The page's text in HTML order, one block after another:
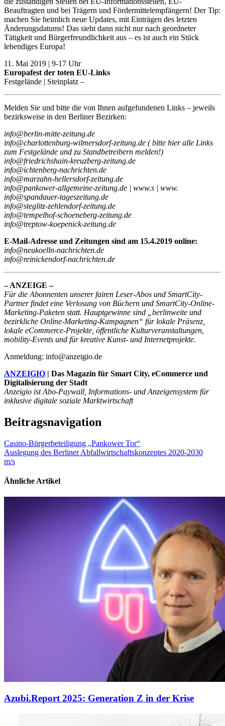
Beauftragten und bei Trägern und Fördermittelempfängern! Der Tip:
machen Sie heimlich neue Updates, mit Einträgen des letzten
Änderungsdatums! Das sieht dann nicht nur nach geordneter
Tätigkeit und Bürgerfreundlichkeit aus – es ist auch ein Stück
lebendiges Europa!
11. Mai 2019 | 9-17 Uhr
Europafest der toten EU-Links
Festgelände | Steinplatz –
Melden Sie und bitte die von Ihnen aufgefundenen Links – jeweils
bezirksweise in den Berliner Bezirken:
info@berlin-mitte-zeitung.de
info@charlottenburg-wilmersdorf-zeitung.de ( bitte hier alle Links
zum Festgelände und zu Standbetreibern melden!)
info@friedrichshain-kreuzberg-zeitung.de
info@ichtenberg-nachrichten.de
info@marzahn-hellersdorf-zeitung.de
info@pankower-allgemeine-zeitung.de | www.s | www.
info@spandauer-tageszeitung.de
info@steglitz-zehlendorf-zeitung.de
info@tempelhof-schoeneberg-zeitung.de
info@treptow-koepenick-zeitung.de
E-Mail-Adresse und Zeitungen sind am 15.4.2019 online:
info@neukoelln-nachrichten.de
info@reinickendorf-nachrichten.de
– ANZEIGE –
Für die Abonnenten unserer fairen Leser-Abos und SmartCity-
Partner findet eine Verlosung von Büchern und SmartCity-Online-
Marketing-Paketen statt. Hauptgewinne sind „berlinweite und
bezirkliche Online-Marketing-Kampagnen“ für lokale Präsenz,
lokale eCommerce-Projekte, öffentliche Kulturveranstaltungen,
mobility-Events und für kreative Kunst- und Internetprojekte.
Anmeldung: info@anzeigio.de
ANZEIGIO | Das Magazin für Smart City, eCommerce und
Digitalisierung der Stadt
Anzeigio ist Abo-Paywall, Informations- und Anzeigensystem für
inklusive digitale soziale Marktwirtschaft
Beitragsnavigation
Casino-Bürgerbeteiligung „Pankower Tor“
Auslegung des Berliner Abfallwirtschaftskonzeptes 2020-2030
m/s
Ähnliche Artikel
Azubi.Report 2025: Generation Z in der Krise